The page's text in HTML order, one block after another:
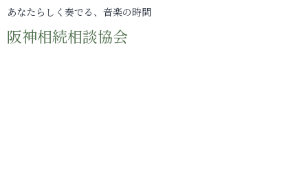
あなたらしく奏でる、音楽の時間
阪神相続相談協会